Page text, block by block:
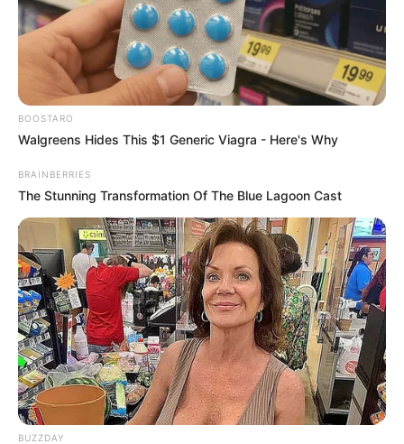
LUMETHINK.COM
Remember Hensel Twins? Grab Tissues Before
You See Them Now
BUZZ DAY
เรื่องอื่นๆ ที่น่าสนใจ
BOOSTARO
Walgreens Hides This $1 Generic Viagra - Here's Why
BRAINBERRIES
The Stunning Transformation Of The Blue Lagoon Cast
BUZZDAY